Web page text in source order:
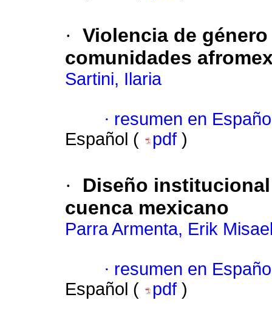
· Violencia de
comunidades
Sartini, Ilaria
· resumen en
Español (
pdf )
·
Diseño
cuenca mexicano
Parra Armenta, Erik
· resumen en
Español (
pdf )